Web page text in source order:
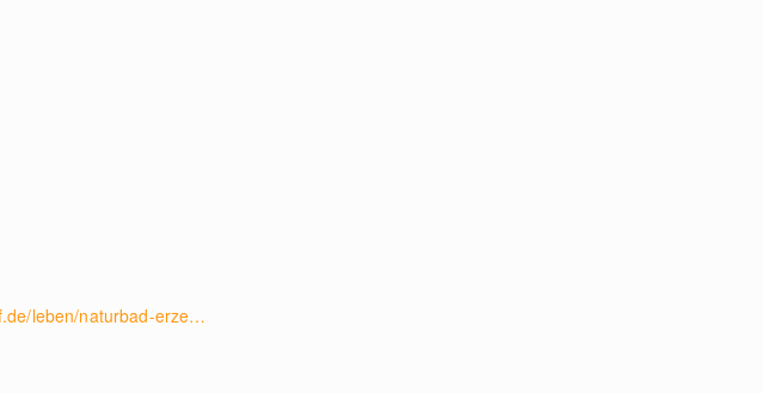
www.brand-erbisdorf.de/leben/naturbad-erzengler-teich/